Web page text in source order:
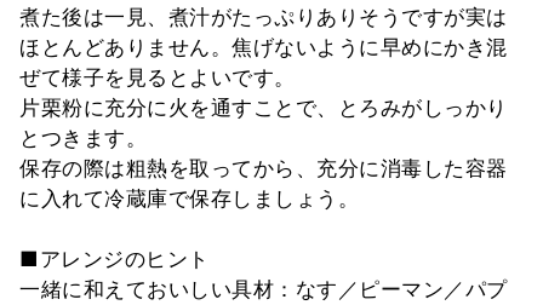
煮た後は一見、煮汁がたっぷりありそうですが実は
ほとんどありません。焦げないように早めにかき混
ぜて様子を見るとよいです。
片栗粉に充分に火を通すことで、とろみがしっかり
とつきます。
保存の際は粗熱を取ってから、充分に消毒した容器
に入れて冷蔵庫で保存しましょう。
■アレンジのヒント
一緒に和えておいしい具材：なす／ピーマン／パプ